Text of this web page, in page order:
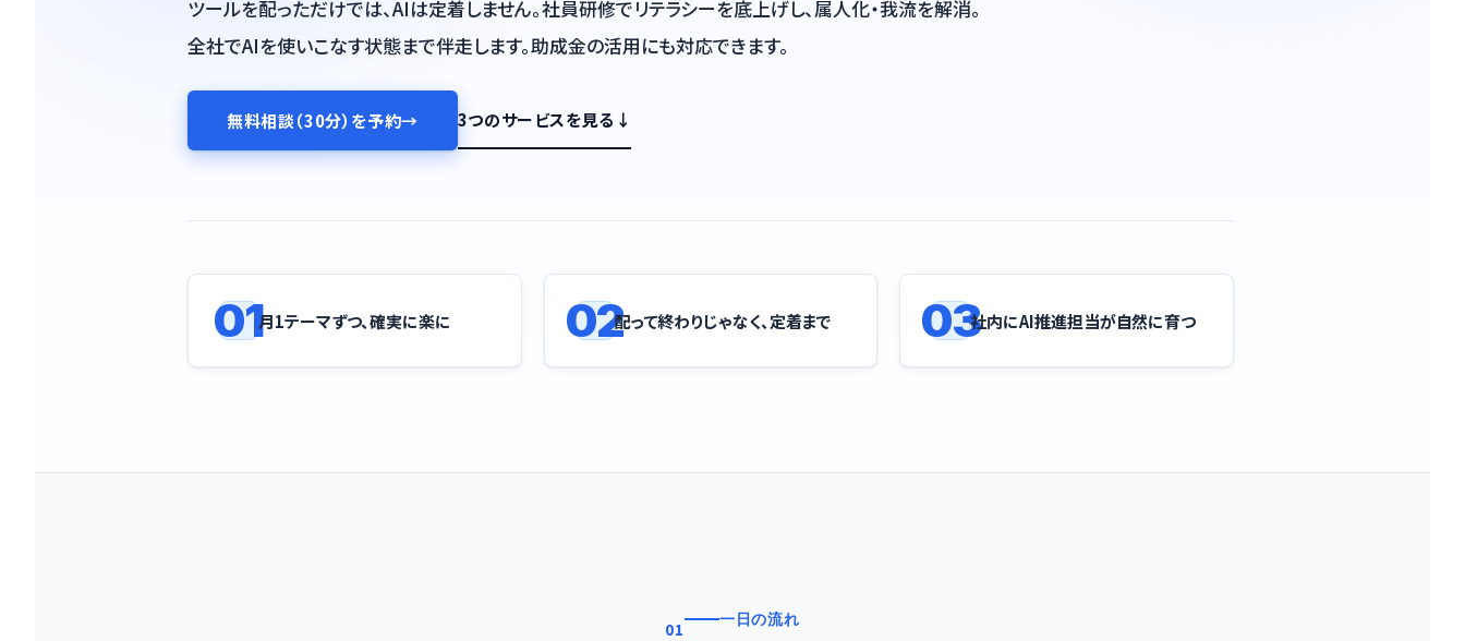
ツールを配っただけでは、AIは定着しません。社員研修でリテラシーを底上げし、属人化・我流を解消。
全社でAIを使いこなす状態まで伴走します。助成金の活用にも対応できます。
無料相談（30分）を予約→ 3つのサービスを見る ↓
01月1テーマずつ、確実に楽に 02配って終わりじゃなく、定着まで 03社内にAI推進担当が自然に育つ
01
一日の流れ